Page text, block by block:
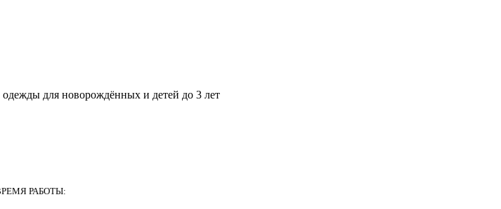
для новорождённых и детей до 3 лет
РАБОТЫ: